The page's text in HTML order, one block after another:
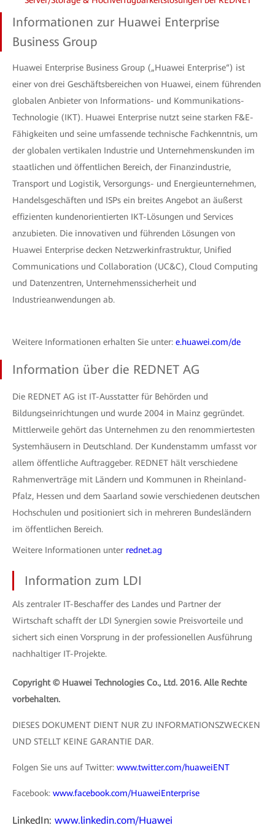
Informationen zur Huawei Enterprise
Business Group
Huawei Enterprise Business Group („Huawei Enterprise“) ist
einer von drei Geschäftsbereichen von Huawei, einem führenden
globalen Anbieter von Informations- und Kommunikations-
Technologie (IKT). Huawei Enterprise nutzt seine starken F&E-
Fähigkeiten und seine umfassende technische Fachkenntnis, um
der globalen vertikalen Industrie und Unternehmenskunden im
staatlichen und öffentlichen Bereich, der Finanzindustrie,
Transport und Logistik, Versorgungs- und Energieunternehmen,
Handelsgeschäften und ISPs ein breites Angebot an äußerst
effizienten kundenorientierten IKT-Lösungen und Services
anzubieten. Die innovativen und führenden Lösungen von
Huawei Enterprise decken Netzwerkinfrastruktur, Unified
Communications und Collaboration (UC&C), Cloud Computing
und Datenzentren, Unternehmenssicherheit und
Industrieanwendungen ab.
Weitere Informationen erhalten Sie unter: e.huawei.com/de
Information über die REDNET AG
Die REDNET AG ist IT-Ausstatter für Behörden und
Bildungseinrichtungen und wurde 2004 in Mainz gegründet.
Mittlerweile gehört das Unternehmen zu den renommiertesten
Systemhäusern in Deutschland. Der Kundenstamm umfasst vor
allem öffentliche Auftraggeber. REDNET hält verschiedene
Rahmenverträge mit Ländern und Kommunen in Rheinland-
Pfalz, Hessen und dem Saarland sowie verschiedenen deutschen
Hochschulen und positioniert sich in mehreren Bundesländern
im öffentlichen Bereich.
Weitere Informationen unter rednet.ag
Information zum LDI
Als zentraler IT-Beschaffer des Landes und Partner der
Wirtschaft schafft der LDI Synergien sowie Preisvorteile und
sichert sich einen Vorsprung in der professionellen Ausführung
nachhaltiger IT-Projekte.
Copyright © Huawei Technologies Co., Ltd. 2016. Alle Rechte
vorbehalten.
DIESES DOKUMENT DIENT NUR ZU INFORMATIONSZWECKEN
UND STELLT KEINE GARANTIE DAR.
Folgen Sie uns auf Twitter: www.twitter.com/huaweiENT
Facebook: www.facebook.com/HuaweiEnterprise
LinkedIn: www.linkedin.com/Huawei